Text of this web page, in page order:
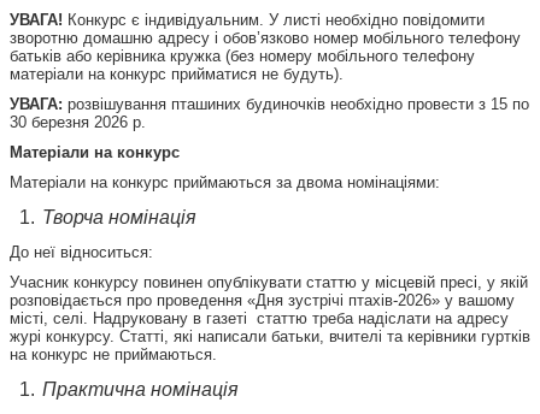
УВАГА! Конкурс є індивідуальним. У листі необхідно повідомити
зворотню домашню адресу і обов’язково номер мобільного телефону
батьків або керівника кружка (без номеру мобільного телефону
матеріали на конкурс прийматися не будуть).
УВАГА: розвішування пташиних будиночків необхідно провести з 15 по
30 березня 2026 р.
Матеріали на конкурс
Матеріали на конкурс приймаються за двома номінаціями:
Творча номінація
До неї відноситься:
Учасник конкурсу повинен опублікувати статтю у місцевій пресі, у якій
розповідається про проведення «Дня зустрічі птахів-2026» у вашому
місті, селі. Надруковану в газеті статтю треба надіслати на адресу
журі конкурсу. Статті, які написали батьки, вчителі та керівники гуртків
на конкурс не приймаються.
Практична номінація